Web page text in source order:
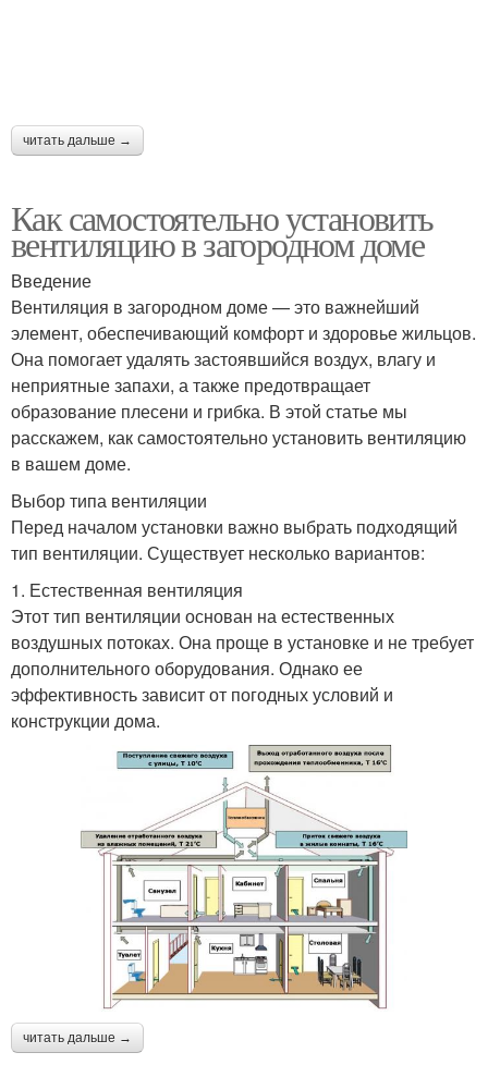
читать дальше →
Как самостоятельно установить
вентиляцию в загородном доме
Введение
Вентиляция в загородном доме — это важнейший
элемент, обеспечивающий комфорт и здоровье жильцов.
Она помогает удалять застоявшийся воздух, влагу и
неприятные запахи, а также предотвращает
образование плесени и грибка. В этой статье мы
расскажем, как самостоятельно установить вентиляцию
в вашем доме.
Выбор типа вентиляции
Перед началом установки важно выбрать подходящий
тип вентиляции. Существует несколько вариантов:
1. Естественная вентиляция
Этот тип вентиляции основан на естественных
воздушных потоках. Она проще в установке и не требует
дополнительного оборудования. Однако ее
эффективность зависит от погодных условий и
конструкции дома.
читать дальше →